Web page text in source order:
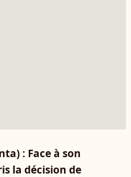
: Face à son
la décision de